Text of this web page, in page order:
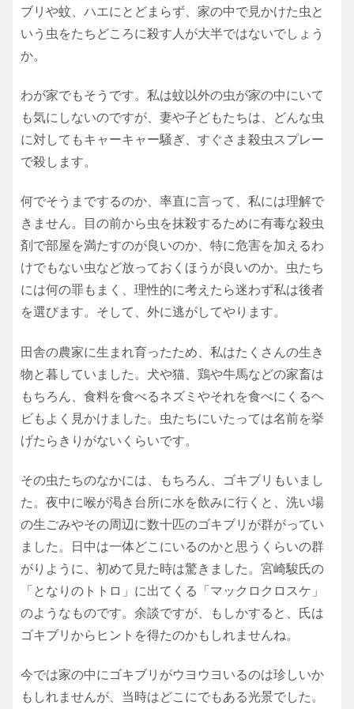
ブリや蚊、ハエにとどまらず、家の中で見かけた虫と
いう虫をたちどころに殺す人が大半ではないでしょう
か。
わが家でもそうです。私は蚊以外の虫が家の中にいて
も気にしないのですが、妻や子どもたちは、どんな虫
に対してもキャーキャー騒ぎ、すぐさま殺虫スプレー
で殺します。
何でそうまでするのか、率直に言って、私には理解で
きません。目の前から虫を抹殺するために有毒な殺虫
剤で部屋を満たすのが良いのか、特に危害を加えるわ
けでもない虫など放っておくほうが良いのか。虫たち
には何の罪もまく、理性的に考えたら迷わず私は後者
を選びます。そして、外に逃がしてやります。
田舎の農家に生まれ育ったため、私はたくさんの生き
物と暮していました。犬や猫、鶏や牛馬などの家畜は
もちろん、食料を食べるネズミやそれを食べにくるヘ
ビもよく見かけました。虫たちにいたっては名前を挙
げたらきりがないくらいです。
その虫たちのなかには、もちろん、ゴキブリもいまし
た。夜中に喉が渇き台所に水を飲みに行くと、洗い場
の生ごみやその周辺に数十匹のゴキブリが群がってい
ました。日中は一体どこにいるのかと思うくらいの群
がりように、初めて見た時は驚きました。宮崎駿氏の
「となりのトトロ」に出てくる「マックロクロスケ」
のようなものです。余談ですが、もしかすると、氏は
ゴキブリからヒントを得たのかもしれませんね。
今では家の中にゴキブリがウヨウヨいるのは珍しいか
もしれませんが、当時はどこにでもある光景でした。